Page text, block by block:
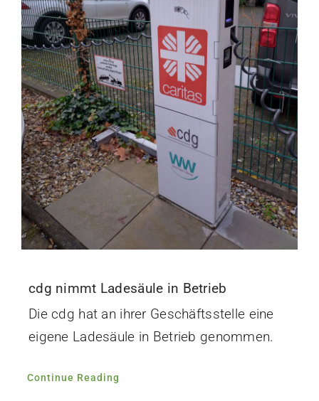
cdg nimmt Ladesäule in Betrieb
Die cdg hat an ihrer Geschäftsstelle eine
eigene Ladesäule in Betrieb genommen.
Continue Reading